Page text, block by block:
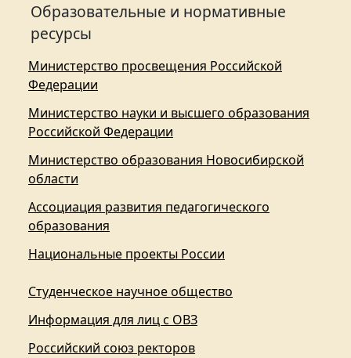
Образовательные и нормативные
ресурсы
Министерство просвещения Российской
Федерации
Министерство науки и высшего образования
Российской Федерации
Министерство образования Новосибирской
области
Ассоциация развития педагогического
образования
Национальные проекты России
Студенческое научное общество
Информация для лиц с ОВЗ
Российский союз ректоров